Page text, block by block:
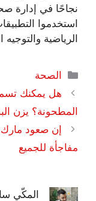
نجاحًا في إدارة
استخدموا
الرياضية
التصنيفات
الصحة
هل يمكنك
المطحونة؟ يزن
إن صعود
مفاجأة للجميع
المكّي